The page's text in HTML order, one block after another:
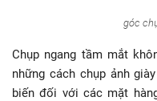
góc
Chụp ngang tầm mắt
những cách chụp ảnh
biến đối với các mặt